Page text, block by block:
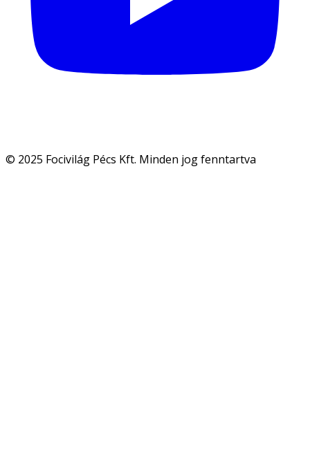
© 2025 Focivilág Pécs Kft. Minden jog fenntartva